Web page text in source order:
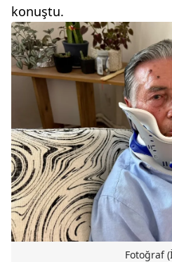
konuştu.
Fotoğraf